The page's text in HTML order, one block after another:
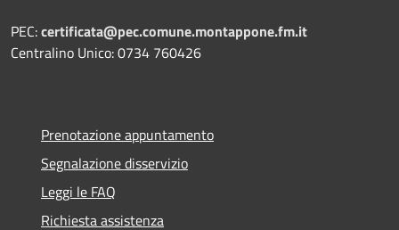
PEC:certificata@pec.comune.montappone.fm.it
Centralino Unico: 0734 760426
Prenotazione appuntamento
Segnalazione disservizio
Leggi le FAQ
Richiesta assistenza